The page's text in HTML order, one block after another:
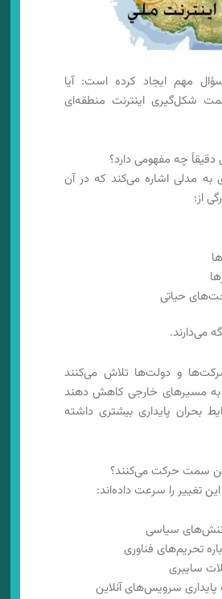
مهم ایجاد کرده است: آیا
شکل‌گیری اینترنت منطقه‌ای
دقیقاً چه مفهومی دارد؟
به مدلی اشاره می‌کند که در آن
از:
حیاتی
می‌دارند.
و دولت‌ها تلاش می‌کنند
به مسیرهای خارجی کاهش دهند
بحران پایداری بیشتری داشته
سمت حرکت می‌کنند؟
تغییر را سرعت داده‌اند:
سیاسی
تحریم‌های فناوری
سایبری
سرویس‌های آنلاین